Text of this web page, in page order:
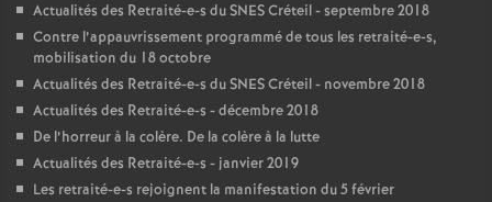
Actualités des Retraité-e-s duSNESCréteil - septembre 2018
Contre l’appauvrissement programmé de tous les retraité-e-s,
mobilisation du 18 octobre
Actualités des Retraité-e-s duSNESCréteil - novembre 2018
Actualités des Retraité-e-s - décembre 2018
De l’horreur à la colère. De la colère à la lutte
Actualités des Retraité-e-s - janvier 2019
Les retraité-e-s rejoignent la manifestation du 5 février